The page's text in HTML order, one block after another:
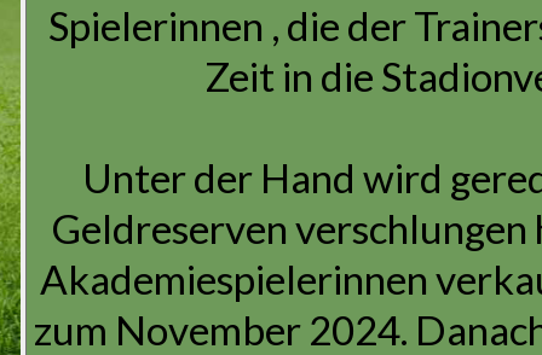
Spielerinnen , die der
Zeit in die
Unter der Hand wird
Geldreserven
Akademiespielerinnen
zum November 2024.